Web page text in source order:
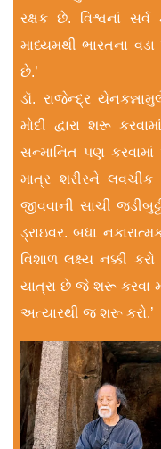
રક્ષક છે. વિશ્વનાં સર્વ
માધ્યમથી ભારતના
છે.’
ડૉ. રાજેન્દ્ર
મોદી દ્વારા શરૂ
સન્માનિત પણ
માત્ર શરીરને
જીવવાની સાચી
ડ્રાઇવર. બધા
વિશાળ લક્ષ્ય નક્કી
યાત્રા છે જે શરૂ કરવા
અત્યારથી જ શરૂ કરો.’